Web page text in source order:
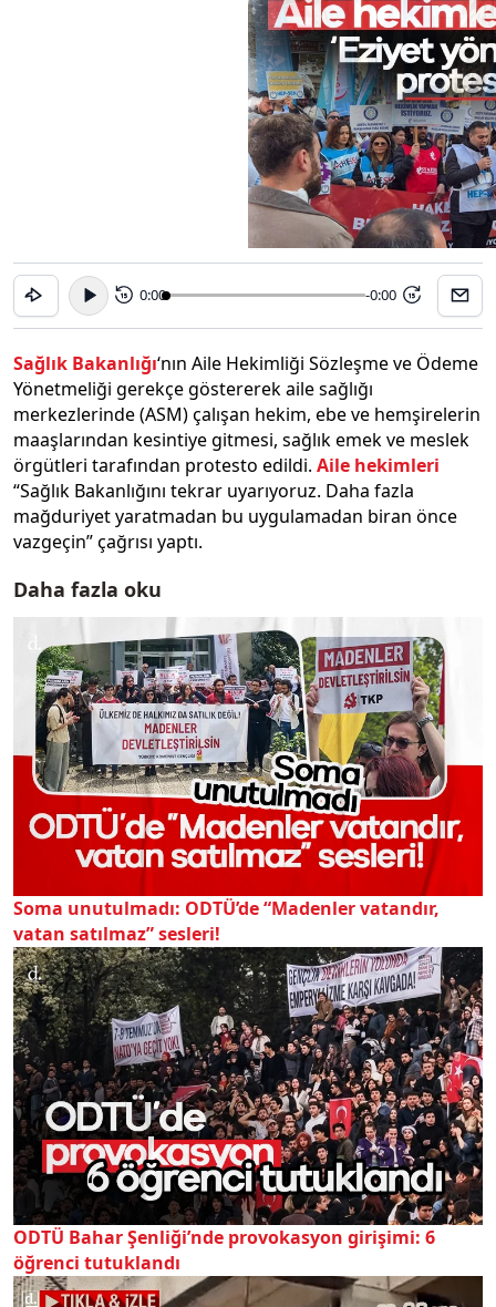
15 0:00 -0:00 15
Sağlık Bakanlığı‘nın Aile Hekimliği Sözleşme ve Ödeme
Yönetmeliği gerekçe göstererek aile sağlığı
merkezlerinde (ASM) çalışan hekim, ebe ve hemşirelerin
maaşlarından kesintiye gitmesi, sağlık emek ve meslek
örgütleri tarafından protesto edildi. Aile hekimleri
“Sağlık Bakanlığını tekrar uyarıyoruz. Daha fazla
mağduriyet yaratmadan bu uygulamadan biran önce
vazgeçin” çağrısı yaptı.
Daha fazla oku
Soma unutulmadı: ODTÜ’de “Madenler vatandır,
vatan satılmaz” sesleri!
ODTÜ Bahar Şenliği’nde provokasyon girişimi: 6
öğrenci tutuklandı